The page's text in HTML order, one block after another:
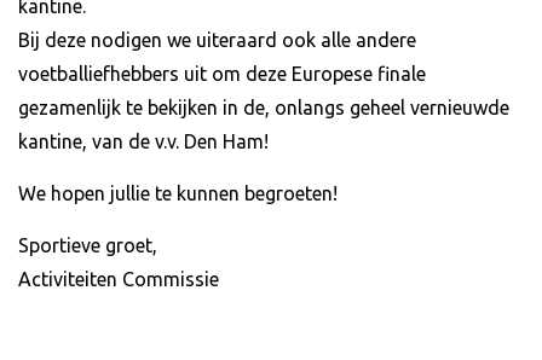
kantine.
Bij deze nodigen we uiteraard ook alle andere
voetballiefhebbers uit om deze Europese finale
gezamenlijk te bekijken in de, onlangs geheel vernieuwde
kantine, van de v.v. Den Ham!
We hopen jullie te kunnen begroeten!
Sportieve groet,
Activiteiten Commissie